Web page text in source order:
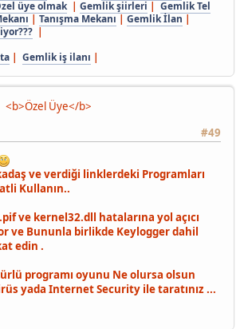
üye olmak| Gemlik şiirleri | Gemlik Tel
| Tanışma Mekanı | Gemlik İlan |
|
| Gemlik iş ilanı |
<b>Özel Üye</b>
#49
ve verdiği linklerdeki Programları
Kullanın..
ve kernel32.dll hatalarına yol açıcı
ve Bununla birlikde Keylogger dahil
edin .
programı oyunu Ne olursa olsun
yada Internet Security ile taratınız ...